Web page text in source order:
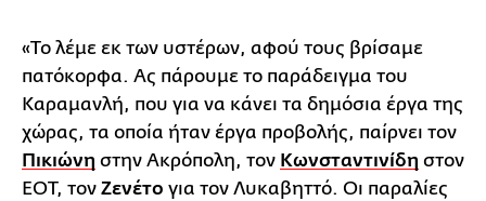
«Το λέμε εκ των υστέρων, αφού τους βρίσαμε
πατόκορφα. Ας πάρουμε το παράδειγμα του
Καραμανλή, που για να κάνει τα δημόσια έργα της
χώρας, τα οποία ήταν έργα προβολής, παίρνει τον
Πικιώνη στην Ακρόπολη, τον Κωνσταντινίδη στον
ΕΟΤ, τον Ζενέτο για τον Λυκαβηττό. Οι παραλίες